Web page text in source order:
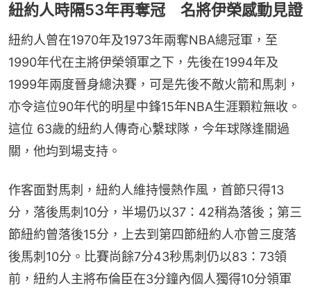
紐約人時隔53年再奪冠 名將伊榮感動見證
紐約人曾在1970年及1973年兩奪NBA總冠軍，至
1990年代在主將伊榮領軍之下，先後在1994年及
1999年兩度晉身總決賽，可是先後不敵火箭和馬刺，
亦令這位90年代的明星中鋒15年NBA生涯顆粒無收。
這位 63歲的紐約人傳奇心繫球隊，今年球隊逢關過
關，他均到場支持。
作客面對馬刺，紐約人維持慢熱作風，首節只得13
分，落後馬刺10分，半場仍以37：42稍為落後；第三
節紐約曾落後15分，上去到第四節紐約人亦曾三度落
後馬刺10分。比賽尚餘7分43秒馬刺仍以83：73領
前，紐約人主將布倫臣在3分鐘內個人獨得10分領軍